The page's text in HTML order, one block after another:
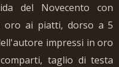
del Novecento con
oro ai piatti, dorso a 5
impressi in oro
taglio di testa